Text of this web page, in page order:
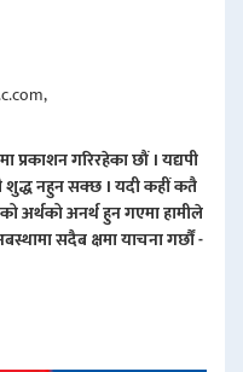
प्रकाशन गरिरहेका छौं । यद्यपी
शुद्ध नहुन सक्छ । यदी कहीं कतै
अर्थको अनर्थ हुन गएमा हामीले
सदैब क्षमा याचना गर्छौं -